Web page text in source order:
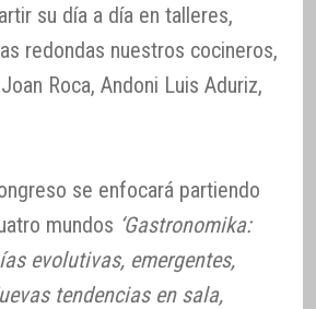
su día a día en talleres,
redondas nuestros cocineros,
Roca, Andoni Luis Aduriz,
se enfocará partiendo
mundos ‘Gastronomika:
evolutivas, emergentes,
tendencias en sala,